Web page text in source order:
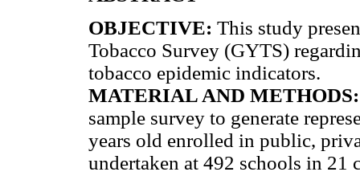
OBJECTIVE: This study
Tobacco Survey (GYTS)
tobacco epidemic indicators.
MATERIAL AND METHODS:
sample survey to generate
years old enrolled in public,
undertaken at 492 schools in 21